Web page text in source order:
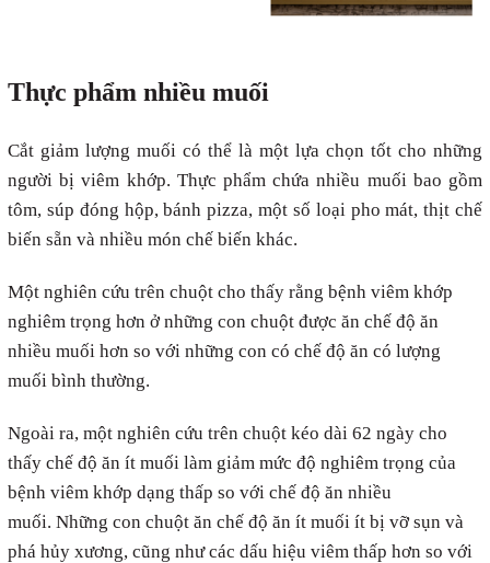
Thực phẩm nhiều muối
Cắt giảm lượng muối có thể là một lựa chọn tốt cho những
người bị viêm khớp. Thực phẩm chứa nhiều muối bao gồm
tôm, súp đóng hộp, bánh pizza, một số loại pho mát, thịt chế
biến sẵn và nhiều món chế biến khác.
Một nghiên cứu trên chuột cho thấy rằng bệnh viêm khớp
nghiêm trọng hơn ở những con chuột được ăn chế độ ăn
nhiều muối hơn so với những con có chế độ ăn có lượng
muối bình thường.
Ngoài ra, một nghiên cứu trên chuột kéo dài 62 ngày cho
thấy chế độ ăn ít muối làm giảm mức độ nghiêm trọng của
bệnh viêm khớp dạng thấp so với chế độ ăn nhiều
muối. Những con chuột ăn chế độ ăn ít muối ít bị vỡ sụn và
phá hủy xương, cũng như các dấu hiệu viêm thấp hơn so với